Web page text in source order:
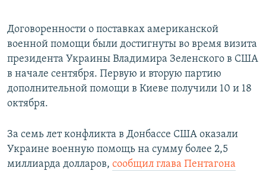
Договоренности о поставках американской
военной помощи были достигнуты во время визита
президента Украины Владимира Зеленского в США
в начале сентября. Первую и вторую партию
дополнительной помощи в Киеве получили 10 и 18
октября.
За семь лет конфликта в Донбассе США оказали
Украине военную помощь на сумму более 2,5
миллиарда долларов, сообщил глава Пентагона